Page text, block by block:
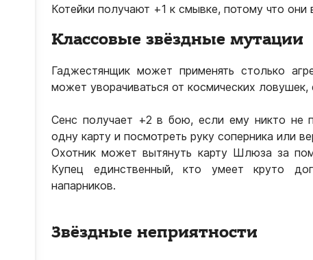
Котейки получают +1 к смывке, потому что они
Классовые звёздные мутации
Гаджестянщик может применять столько
может уворачиваться от космических ловушек,
Сенс получает +2 в бою, если ему никто не
одну карту и посмотреть руку соперника или
Охотник может вытянуть карту Шлюза за
Купец единственный, кто умеет круто
напарников.
Звёздные неприятности